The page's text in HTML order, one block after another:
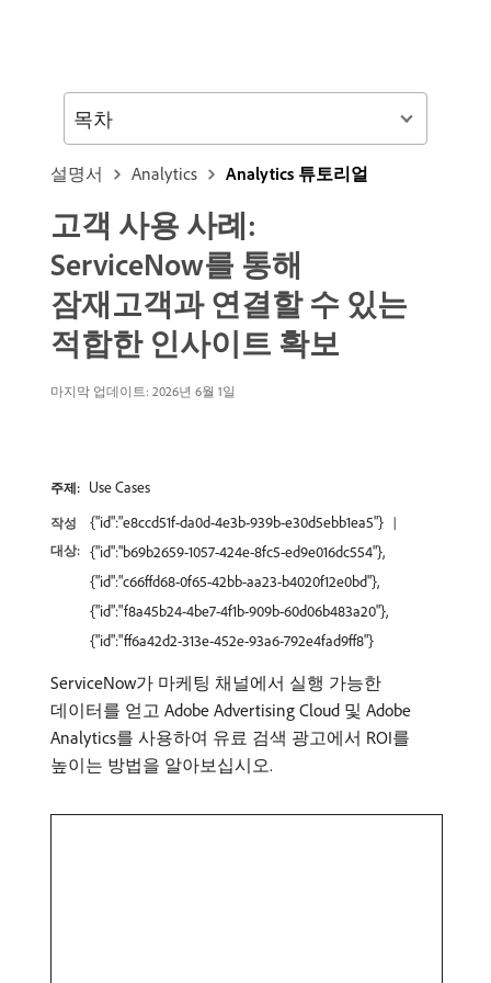
설명서 Analytics Analytics 튜토리얼
고객 사용 사례:
ServiceNow를 통해
잠재고객과 연결할 수 있는
적합한 인사이트 확보
마지막 업데이트: 2026년 6월 1일
주제: Use Cases
작성
대상:
{"id":"e8ccd51f-da0d-4e3b-939b-e30d5ebb1ea5"}
{"id":"b69b2659-1057-424e-8fc5-ed9e016dc554"},
{"id":"c66ffd68-0f65-42bb-aa23-b4020f12e0bd"},
{"id":"f8a45b24-4be7-4f1b-909b-60d06b483a20"},
{"id":"ff6a42d2-313e-452e-93a6-792e4fad9ff8"}
ServiceNow가 마케팅 채널에서 실행 가능한
데이터를 얻고 Adobe Advertising Cloud 및 Adobe
Analytics를 사용하여 유료 검색 광고에서 ROI를
높이는 방법을 알아보십시오.
목차